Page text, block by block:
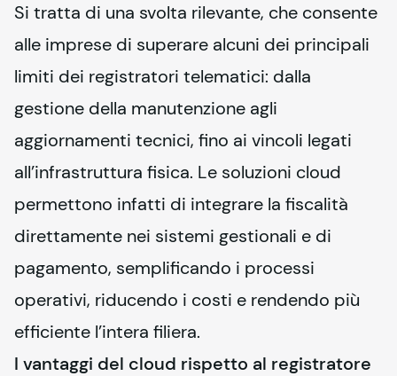
Si tratta di una svolta rilevante, che consente
alle imprese di superare alcuni dei principali
limiti dei registratori telematici: dalla
gestione della manutenzione agli
aggiornamenti tecnici, fino ai vincoli legati
all’infrastruttura fisica. Le soluzioni cloud
permettono infatti di integrare la fiscalità
direttamente nei sistemi gestionali e di
pagamento, semplificando i processi
operativi, riducendo i costi e rendendo più
efficiente l’intera filiera.
I vantaggi del cloud rispetto al registratore